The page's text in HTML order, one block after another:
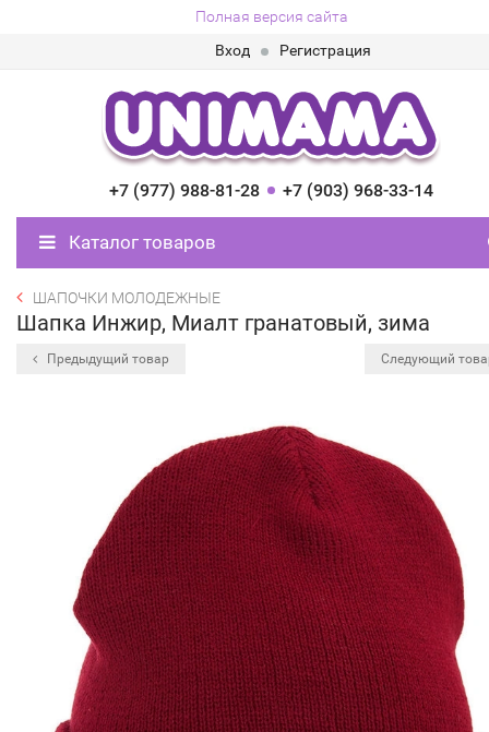
Полная версия сайта
Вход
Регистрация
+7 (977) 988-81-28 +7 (903) 968-33-14
Каталог товаров
ШАПОЧКИ МОЛОДЕЖНЫЕ
Шапка Инжир, Миалт гранатовый, зима
Предыдущий товар Следующий